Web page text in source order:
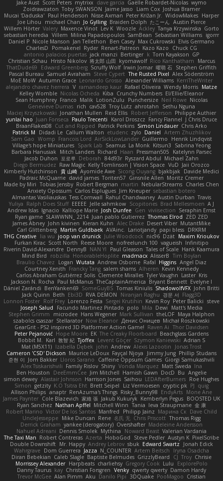
Jake Aust Scott Peters mytrixx dave garcia Gaëlle Robardet-Nicolas wymo
Zoidrawzaton Toby SWANSON Jaime Jasso Liam Cox Joshua Bramer
Mucai 'Daduska' Paul Henderson Nisse Axman Peter Križan Jr. WidowMakes Harper
Joe Lihou
michael Chan Jo Gylling Braiden Dolph たこーん Austin Pierce
Willem Hörter Valery Maxence Vinot Lev K Woozle Ackley Tanya Krzywinska Gorto
sebastian heredia Villem Milina Papadopoulos SamBean Sebastian Williams igorrr
Daniel P Nicole Manson Jan Tellethon Ben Casey Max Cukrowski Elvis Germano
CharlesD
Pomakenel Ryder Renart-Patreon Kazo Kazo
Chuck CG
antonio palacios puertas jack manzi Bertinger k Tom Kayakson GP
Christian Schau
Hristo Nikolov 将太郎 山田 kyomawolf Rico Kanthatham
Marcus
ThatDude69
Edward Greenberg Scruffy Wolf Irwin Jomar 曜萌 石 Stephen Griffith
Pascal Bureau Samuel Avraham Steve Cypert The Rusted Pixel Alex Söderström
MoE MoW Autumn Grace Leonardo Grosso Alexander Williams KerriTheWriter
alejandro chavez herrera V ramandeep kaur Rafael Oliveira Wendy Morris Matze
Kelley Womble Nicolas Ocheda Kiba Crunchy Numbers El/Ellie/Eleanor
Sean Humphrey Franco Malik LotionZulu Punchersize Neil Rowe Nicolas
Genevieve Dumas rich cav528 Troy Lutz ahrotahn
Sethu Nguna
Maciej Krzyszkowski Jonathan Mullen Reid Ellis Robert Jefferson Philippe Authier
yunlai hao Juan Fonseca Paulo Trecenti Karol Droszcz Fancy Flannel J Chris Druce
BraanFlakes08 Cut and Ripped Patrick Perkins Simon Lindauer Chris Arko
Patrick M
Didadi Le Callum Walton etudenc zylo Daniel Artem Zhuzhlikov
Sam Gao Womp Francois Lord AirSickLowLander Guillermo
Henrik Lindqvist
Village's hope Miniatures Spark Lab Seamus La Monk Kitsun3
Sabrina Yeong
Barbara Hanusiak Mitch Landers Richard Haan Pressman505
Katelynn Parsec
Jacob Duhon 포로루 Deborah 84d93r Ryszard Abdul Michael Zahn
Diego Bermudez Raw Magic Kelly Tomlinson | Vision Space VuD Jaii Orozco
Kimberly Hutchinson 貴 山崎 Ayomide Awe Sicong Ouyang bjakbjak Davide Medici
Padraic McQuarrie david james Toriten57 Ginsnile Allen Moritz Cremer
Made by Miri Tobias Jensby Robert Bergman martin NebularStreams Charles Chen
Anxiety Opossum Carlos Esplugues Jim Kneuper sebastian botero
Almantas Vasiliauskas Tess Cornwall Rahul Chandwaney Austin Durban Travis
Yuliya Ralph Does Stuff EEEEE Jelle sahmkow Scopitones Brad Mellesmoen A J
Andrew Islas Ignacio Kalliope Marie Josh Dunfee Gen viviisection Seraphin Ernst
Ryan game SLAWWNN_ 2214 Juan pablo Gutierrez Thomas Elrod ZED ZED
James Abney John kivinen Kieran Kuhn Alec Drake Desert Viber MutantMike
Carl Glittenberg Martin Guldbaek AVAinc. Lariotjandy papi bless DRKRM
THG Creative lia wu joop van drunick Julie Woodcock nic96 Dzät Maxim Krioukov
Furkan Kirac Scott North Reese Moore nofreelunch 100 vagueish Infinitipo
Riverin David-Alexandre DennyB NAN YI Paul Gleason Tales of Scale Hank Kaamura
Mind Bird
robzilla HonorableHoplite madmacx AlisserB Tim Boylan
Braulio Chavez
Logan Wutata Andrew Osborne Rafal Higgins Angel Diaz
Courtney Xenith Francky Tang salem shams Alheren Kevin Kennedy
Carlos Abraham Gutiérrez Solis Clemente Miralles Tyler Vaughn Laster Kris
Jackson N. Rocha Paul McManus TheCaptainAmerica Bryant Bennett Evelyne I
Dániel Zarándi BenYanken69 SomeGuyBS Tomas Kiniulis ShadowolfVFX John Britti
Jack Quinn Beth Ebi3D RVA DEMON Niranjan Raghu 경문 서 Flagg3D
Lonnon Foster Rolf Frey Lorenzo Festa Sergei Krutihin Kevin Roy Peter Balicki steve
Joseph Salud
Facundo Martinez Pintado polo Mila Dewi
Matt's Media
Stephen Grimm
microdee Hans Wegener Mark Sullivan theLOF Maya Halphon
szabolcs csaszar Stellarator Now Eleanor Денис Оницев Michał Roszkowski
GearGrit - PS2 inspired 3D Platformer Action Game! Raven Ai Thor Davidsen
Peter Pejanović Hope Moore EK The Creaky Floorboard Beachglass Gardens
Bobbit M. Karl 敦智 紀 Tjoffex Levent Göçer Szymon Kaniewski Adrian S
Mat (M5X11) Izabella Dębek john Andrew Alexis Lazootin
Jonas Trost
Cameron 'CSD' Dickson Maurice LeDoux Fayçal Njoya Jimmy Jung Phillip Studans
준현 이 Jorn Bakker Lloros Sarano Caffeine Oppsum Games Giorgi Samukashvili
Alex Tsiskarishvili Family Rislov Shiny Vonda Marquez Matt Sweda Ina
Ben Houston
DeeEmmCee Jim Mitchell Hamish Gawn DocD Bu Angelie
simon dewey Alastair Johnson Harrison Jones Saihou LEDAfterBurners Roe Hughes
Simon getzity K.O Tsitra Eht Brett Seipel Liz Vermoesen cryptic pk PJ quig
Allison Philips anaptr RenAzuma's Things Risky_Bunny98 EndyArts Mone Ane
James Paynter Cole Blazevich 家維 張 Jakub Kukuryk Kemberlyn Pegus BOOSTED UK
Ryan Sanchez Nathan Apffel Mitchell Winn Tania Ieva Straupmane 金 康
Robert Marino Victor De los Santos Manfred Philipp Jainz Марина Ск Dave Child
UncleJesseppe Mike Duncan Rene 名氏 无 Chris Priscott Thomas Rigg
Derrick Graham yankee (derogatory) Overshafter Madeleine Andersson
Nahuel Adreani Dennis Smolek Mythina Noward Beast Valerian Vardania
The Taxi Man Robert Contreras Azerta HoboGod Steve Pedler Austyn K PixelScribe
Double Downshift Mr. Happy Andrey Lebrov sbuk Edward Swartz
Jonah Edick
Wahrgrave Dom Guerrera Jazza N_COUNTER Artem Beitsch
Iryna Osadcha
Diran Bebekian Caleb Slagle Baptiste Belmudes GrizzlyBeard CJ Troy Chrisie
Morrissey Alexander Harpbeats charliehsy Gregory Cook Lulu
ExplorePolo
Danny Taurus kay Christian Forsgren Venky qwerty qwerty Damon Hardy
Trevor McGee Alan Pimm Aku Danilo Pipi 3DQuake PooMagoo Cristian